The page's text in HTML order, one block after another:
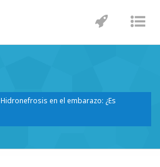
Hidronefrosis en el embarazo: ¿Es